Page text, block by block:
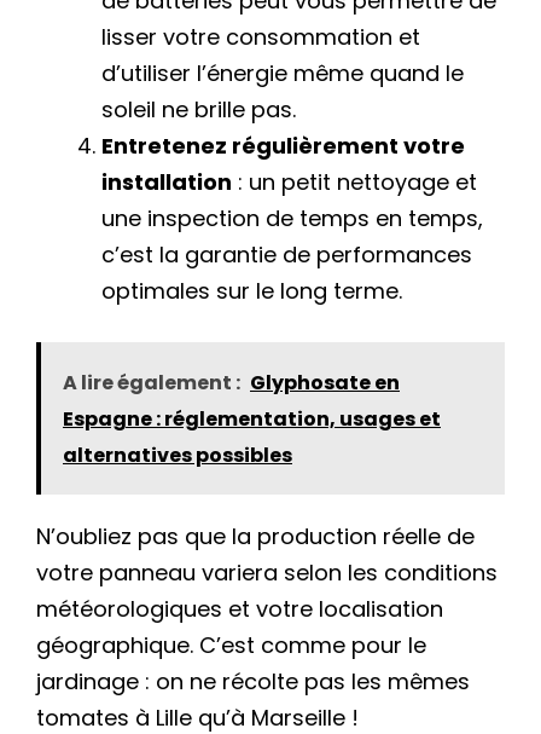
lisser votre consommation et
d’utiliser l’énergie même quand le
soleil ne brille pas.
Entretenez régulièrement votre
installation : un petit nettoyage et
une inspection de temps en temps,
c’est la garantie de performances
optimales sur le long terme.
A lire également : Glyphosate en
Espagne : réglementation, usages et
alternatives possibles
N’oubliez pas que la production réelle de
votre panneau variera selon les conditions
météorologiques et votre localisation
géographique. C’est comme pour le
jardinage : on ne récolte pas les mêmes
tomates à Lille qu’à Marseille !